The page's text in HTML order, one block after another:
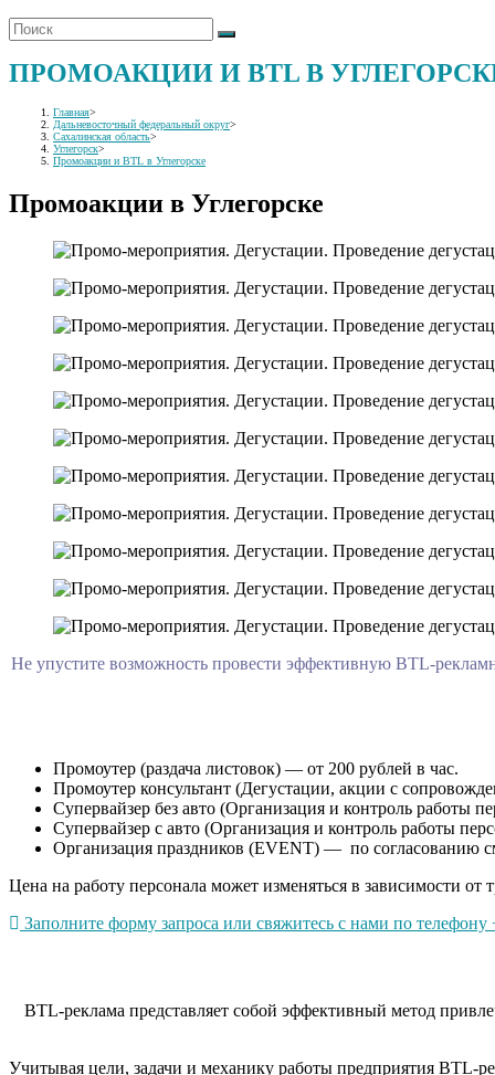
ПРОМОАКЦИИ И BTL В
Главная>
Дальневосточный федеральный округ>
Сахалинская область>
Углегорск>
Промоакции и BTL в Углегорске
Промоакции в Углегорске
Не упустите возможность провести эффективную BTL-
Промоутер (раздача листовок) — от 200 рублей в час.
Промоутер консультант (Дегустации, акции с
Супервайзер без авто (Организация и контроль работы
Супервайзер с авто (Организация и контроль работы
Организация праздников (EVENT) — по согласованию
Цена на работу персонала может изменяться в зависимости
Заполните форму запроса или свяжитесь с нами по
BTL-реклама представляет собой эффективный метод
Учитывая цели, задачи и механику работы предприятия BTL-